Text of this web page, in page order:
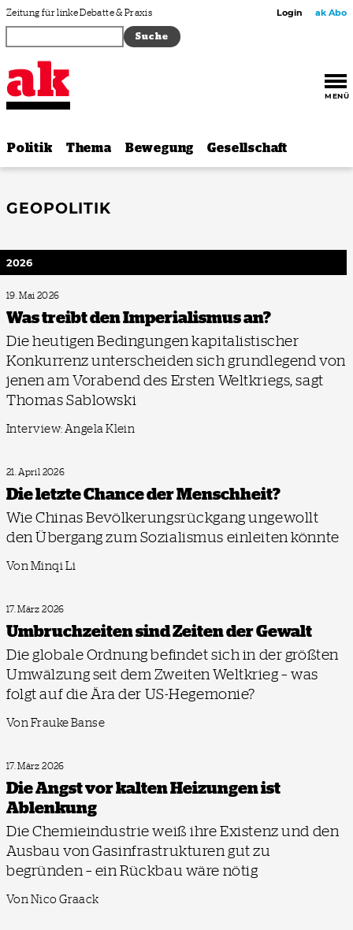
Zum Inhalt springen
Zeitung für linke Debatte & Praxis Login ak Abo
MENÜ
Politik Thema Bewegung Gesellschaft
GEOPOLITIK
2026
19. Mai 2026
Was treibt den Imperialismus an?
Die heutigen Bedingungen kapitalistischer
Konkurrenz unterscheiden sich grundlegend von
jenen am Vorabend des Ersten Weltkriegs, sagt
Thomas Sablowski
Interview: Angela Klein
21. April 2026
Die letzte Chance der Menschheit?
Wie Chinas Bevölkerungsrückgang ungewollt
den Übergang zum Sozialismus einleiten könnte
Von Minqi Li
17. März 2026
Umbruchzeiten sind Zeiten der Gewalt
Die globale Ordnung befindet sich in der größten
Umwälzung seit dem Zweiten Weltkrieg – was
folgt auf die Ära der US-Hegemonie?
Von Frauke Banse
17. März 2026
Die Angst vor kalten Heizungen ist
Ablenkung
Die Chemieindustrie weiß ihre Existenz und den
Ausbau von Gasinfrastrukturen gut zu
begründen – ein Rückbau wäre nötig
Von Nico Graack